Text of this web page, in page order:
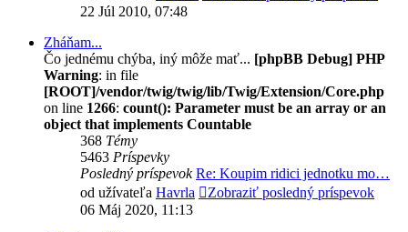
22 Júl 2010, 07:48
Zháňam...
Čo jednému chýba, iný môže mať... [phpBB Debug] PHP
Warning: in file
[ROOT]/vendor/twig/twig/lib/Twig/Extension/Core.php
on line 1266: count(): Parameter must be an array or an
object that implements Countable
368 Témy
5463 Príspevky
Posledný príspevok Re: Koupim ridici jednotku mo…
od užívateľa Havrla
Zobraziť posledný príspevok
06 Máj 2020, 11:13